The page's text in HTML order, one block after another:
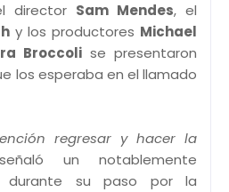
director Sam Mendes, el
y los productores Michael
Broccoli se presentaron
los esperaba en el llamado
regresar y hacer la
un notablemente
durante su paso por la